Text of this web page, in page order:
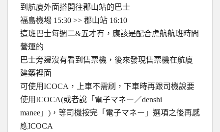
到航廈外面搭開往郡山站的巴士
福島機場 15:30 >> 郡山站 16:10
這班巴士每週二&五才有，應該是配合虎航航班時間
營運的
巴士旁邊沒有看到售票機，後來發現售票機在航廈
建築裡面
可使用ICOCA，上車不需刷，下車時再跟司機說要
使用ICOCA(或者說「電子マネー／denshi
manee」)，等司機按完「電子マネー」選項之後再感
應ICOCA